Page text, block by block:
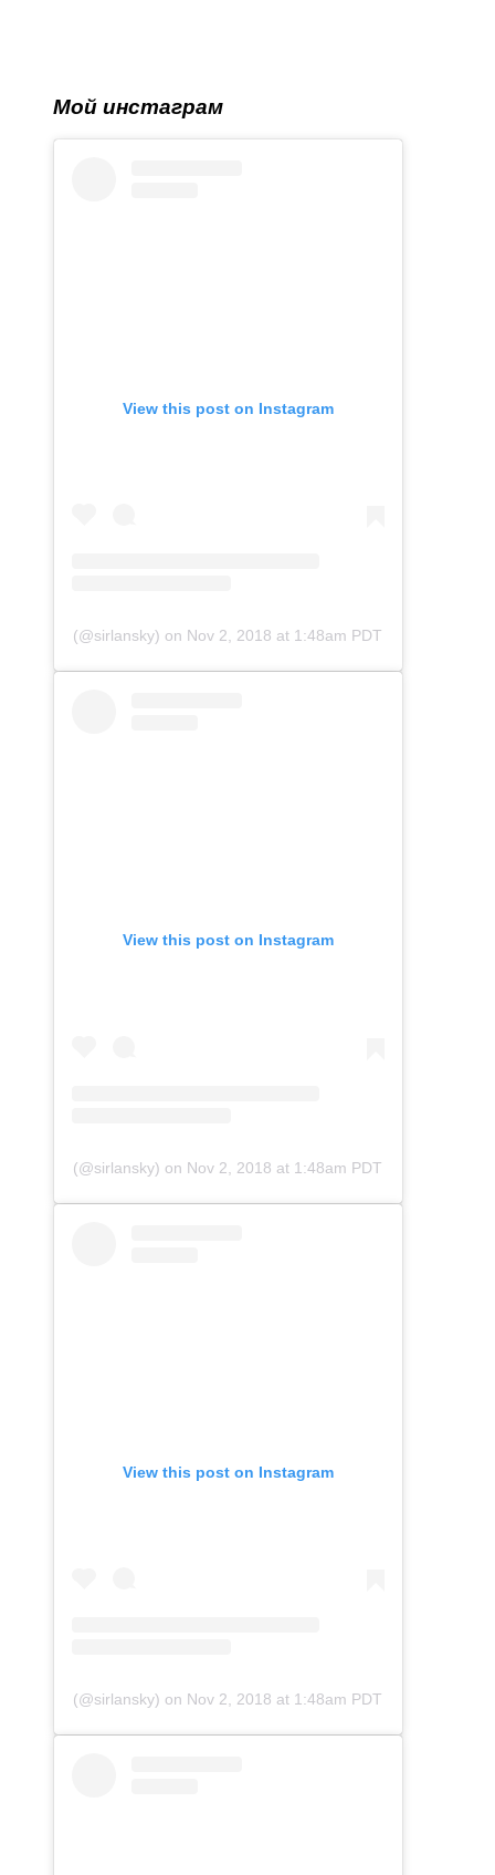
Мой инстаграм
View this post on Instagram
(@sirlansky) on Nov 2, 2018 at 1:48am PDT
View this post on Instagram
(@sirlansky) on Nov 2, 2018 at 1:48am PDT
View this post on Instagram
(@sirlansky) on Nov 2, 2018 at 1:48am PDT